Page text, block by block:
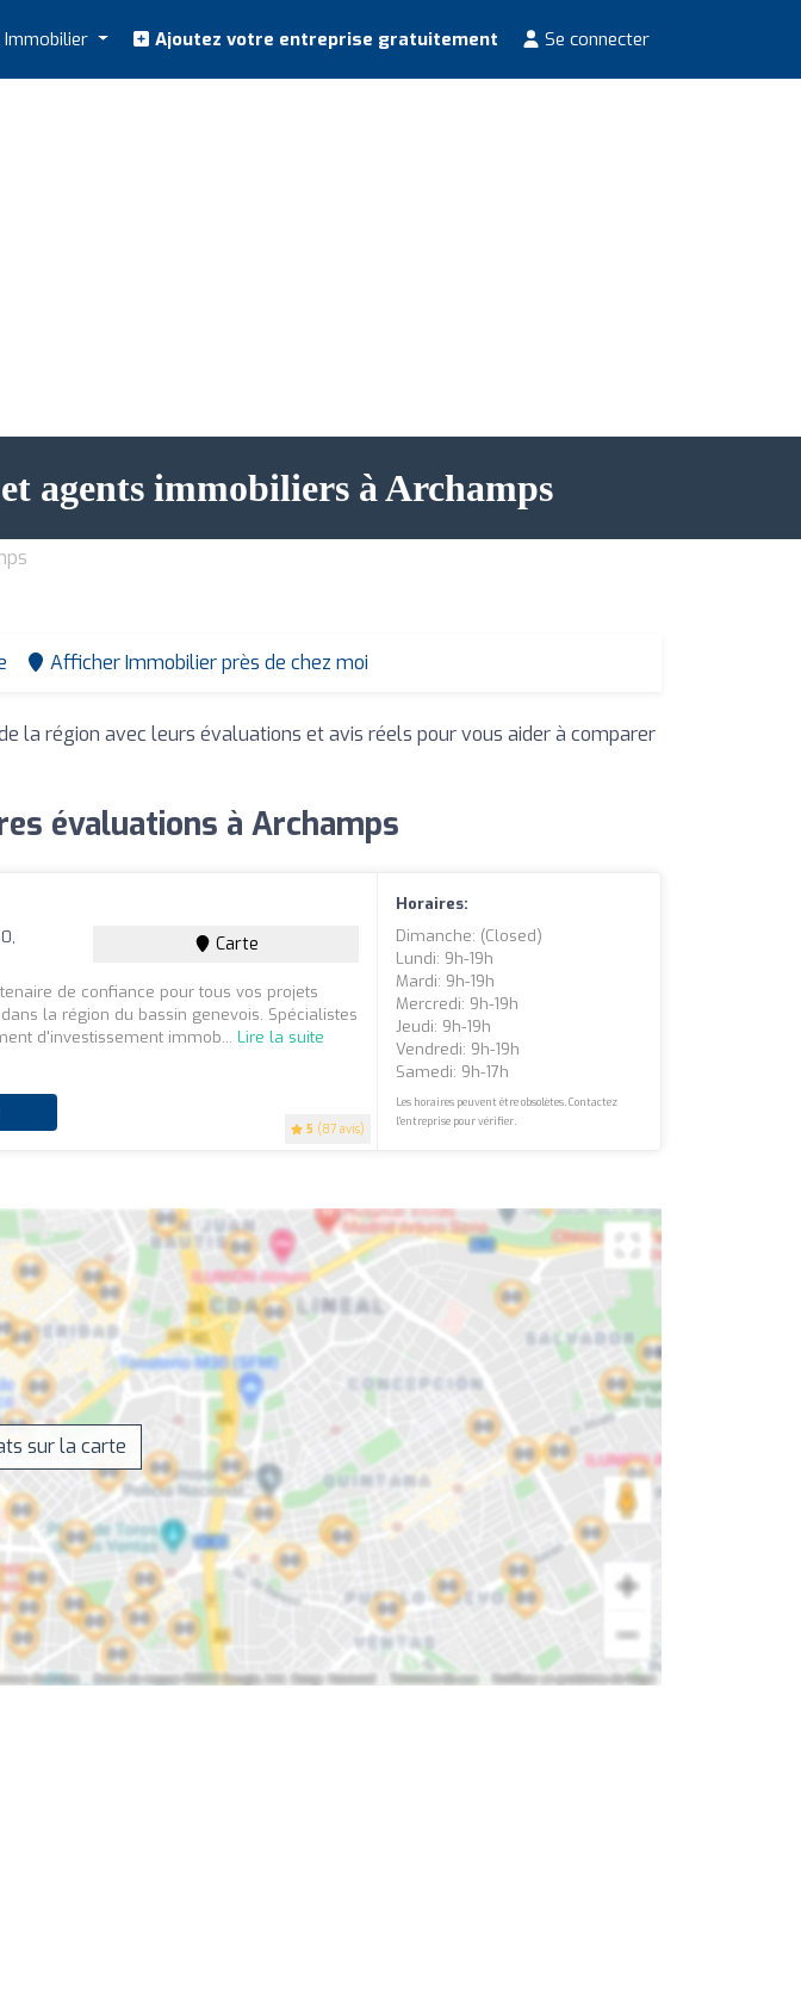
Immobilier Ajoutez votre entreprise gratuitement Se connecter
agents immobiliers à Archamps
Afficher Immobilier près de chez moi
la région avec leurs évaluations et avis réels pour vous aider à comparer
évaluations à Archamps
5 (87 avis)
Carte
de confiance pour tous vos projets
la région du bassin genevois. Spécialistes
d'investissement immob...Lire la suite
Horaires:
Dimanche: (closed)
Lundi: 9h-19h
Mardi: 9h-19h
Mercredi: 9h-19h
Jeudi: 9h-19h
Vendredi: 9h-19h
Samedi: 9h-17h
Les horaires peuvent être obsolètes. Contactez
l'entreprise pour vérifier.
sur la carte